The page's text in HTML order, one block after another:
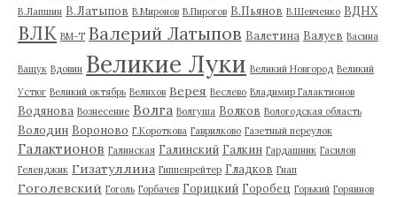
В.Лапшин В.Латыпов В.Миронов В.Пирогов В.Пьянов В.Шевченко ВДНХ
ВЛК ВМ-Т Валерий Латыпов Валетина Валуев Васина
Ващук Вдовин Великие Луки Великий Новгород Великий
Устюг Великий октябрь Велихов Верея Веслево Владимир Галактионов
Водянова Вознесение Волга Волгуша Волков Вологодская область
Володин Вороново Г.Короткова Гаврилково Газетный переулок
Галактионов Галинская Галинский Галкин Гардашник Гасилов
Геленджик Гизатуллина Гиппенрейтер Гладков Гнап
Гоголевский Гоголь Горбачев Горицкий Горобец Горький Горяинов